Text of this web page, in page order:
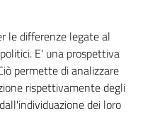
le differenze legate al
E' una prospettiva
permette di analizzare
rispettivamente degli
dei loro